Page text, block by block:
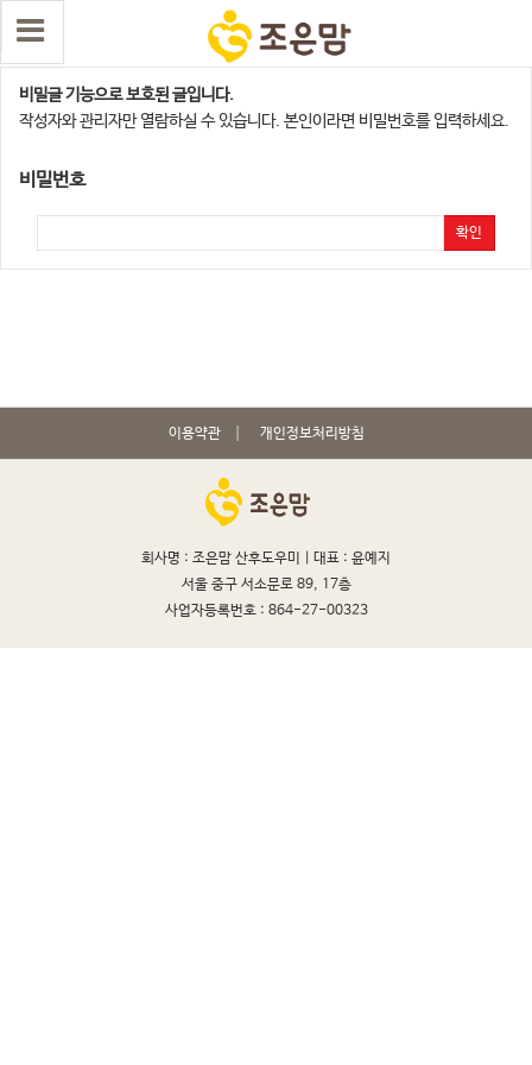
광주광역시지점
비밀글 기능으로 보호된 글입니다.
작성자와 관리자만 열람하실 수 있습니다. 본인이라면 비밀번호를 입력하세요.
비밀번호
확인
이용약관 개인정보처리방침
회사명 : 조은맘 산후도우미 | 대표 : 윤예지
서울 중구 서소문로 89, 17층
사업자등록번호 : 864-27-00323